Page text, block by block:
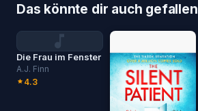
Das könnte dir auch gefallen
Die Frau im Fenster
A.J. Finn
4.3